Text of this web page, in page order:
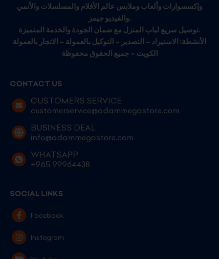
وإكسسوارات وألعاب وملابس عالم الأفلام والمسلسلات والأنمي
والفيديو جيمز.
توصيل سريع لباب المنزل مع ضمان الجودة والخدمة المتميزة.
الأنشطة: الاستيراد – التصدير – التوكيل بالعمولة – الاتجار بالعمولة
الكويت – جميع الحقوق محفوظة
CONTACT US
CUSTOMERS SERVICE
customerservice@adammegastore.com
BUSINESS DEAL
info@adammegastore.com
WHATSAPP
+965 99964438
SOCIAL LINKS
Facebook
Instagram